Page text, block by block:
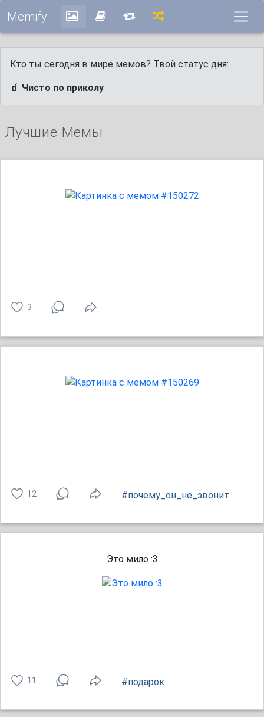
Memify
Кто ты сегодня в мире мемов? Твой статус дня:
🧃 Чисто по приколу
Лучшие Мемы
3
12 #почему_он_не_звонит
Это мило :3
11 #подарок